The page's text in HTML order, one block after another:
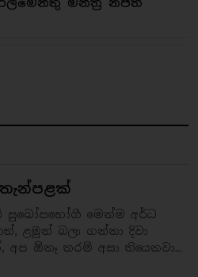
සුඛෝපභෝගී මෙන්ම අර්ධ
ළමුන් බලා ගන්නා දිවා
අප ඕනෑ තරම් අසා තියෙනවා...